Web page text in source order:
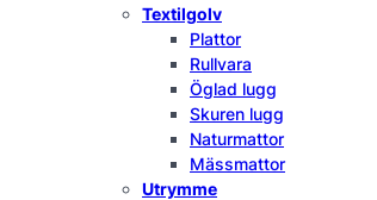
Textilgolv
Plattor
Rullvara
Öglad lugg
Skuren lugg
Naturmattor
Mässmattor
Utrymme